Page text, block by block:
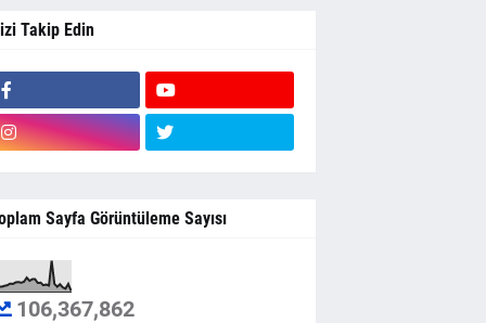
Takip Edin
Sayfa Görüntüleme Sayısı
106,367,862